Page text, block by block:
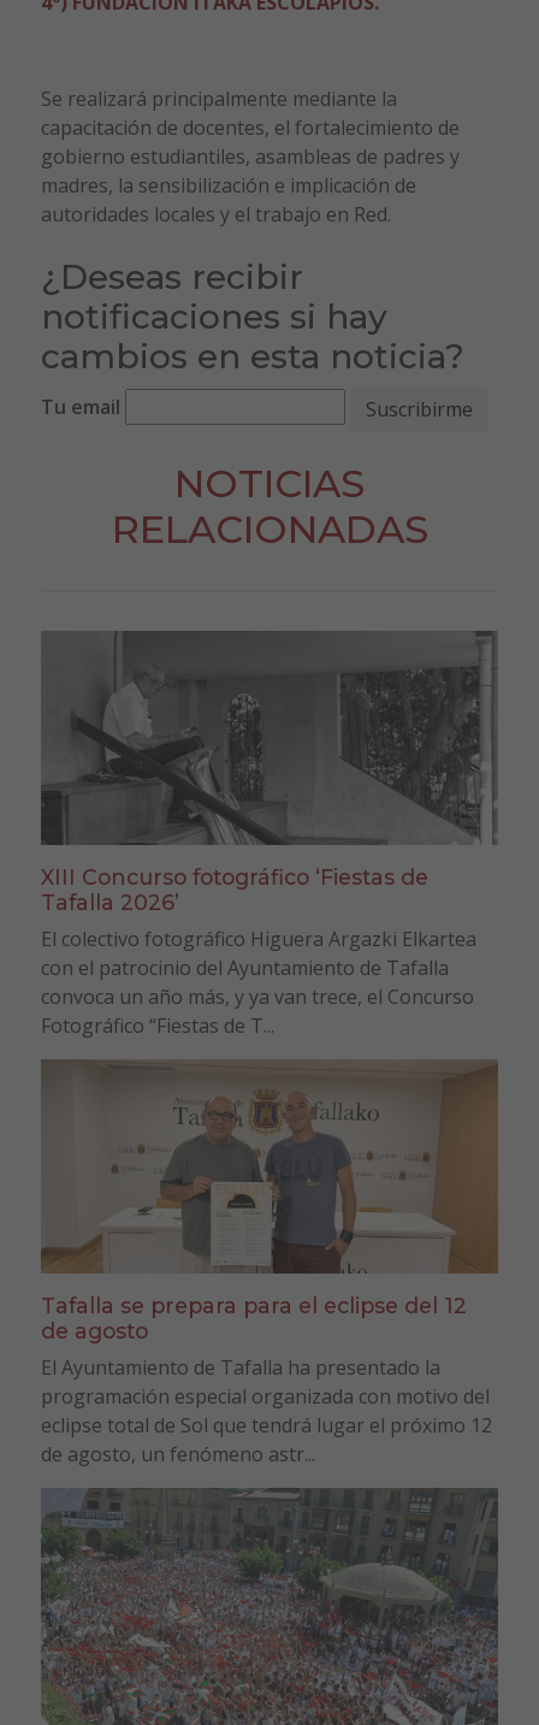
Se realizará principalmente mediante la
capacitación de docentes, el fortalecimiento de
gobierno estudiantiles, asambleas de padres y
madres, la sensibilización e implicación de
autoridades locales y el trabajo en Red.
¿Deseas recibir
notificaciones si hay
cambios en esta noticia?
Tu email
NOTICIAS
RELACIONADAS
XIII Concurso fotográfico ‘Fiestas de
Tafalla 2026’
El colectivo fotográfico Higuera Argazki Elkartea
con el patrocinio del Ayuntamiento de Tafalla
convoca un año más, y ya van trece, el Concurso
Fotográfico “Fiestas de T...
Tafalla se prepara para el eclipse del 12
de agosto
El Ayuntamiento de Tafalla ha presentado la
programación especial organizada con motivo del
eclipse total de Sol que tendrá lugar el próximo 12
de agosto, un fenómeno astr...